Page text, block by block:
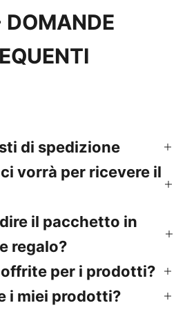
DOMANDE
di spedizione
vorrà per ricevere il
il pacchetto in
regalo?
per i prodotti?
i miei prodotti?